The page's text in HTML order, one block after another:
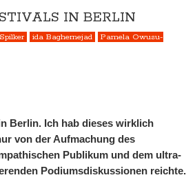
IN BERLIN
ida Baghernejad
Pamela Owusu-
Berlin. Ich hab dieses wirklich
von der Aufmachung des
Publikum und dem ultra-
Podiumsdiskussionen reichte.